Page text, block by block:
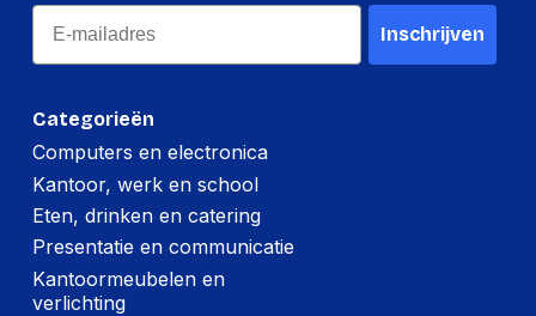
Categorieën
Computers en electronica
Kantoor, werk en school
Eten, drinken en catering
Presentatie en communicatie
Kantoormeubelen en
verlichting
Email
Inschrijven